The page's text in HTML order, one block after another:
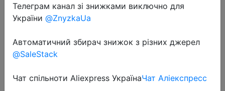
2022-08-08
T10 2SMD 3030 W5W 194 168
Светодиодная лампа для
номерного знака, боковая лампа
Автомобильный светильник,
Телеграм канал зі знижками виключно для
України @ZnyzkaUa
Автоматичний збирач знижок з різних джерел
@SaleStack
Чат спільноти Aliexpress УкраїнаЧат Аліекспресс